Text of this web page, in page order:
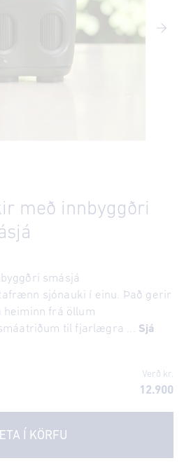
með innbyggðri
smásjá
sjónauki í einu. Það gerir
heiminn frá öllum
til fjarlægra ... Sjá
Verð kr.
12.900
Í KÖRFU